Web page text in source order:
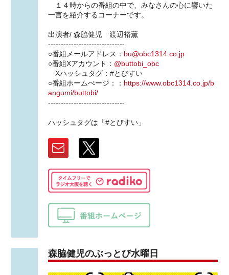
１４時からの番組の中で、みなさんの心に響いた
一言を紹介するコーナーです。
出演者/ 森脇健児 渡辺裕薫
------------------------------
○番組メールアドレス： bu@obc1314.co.jp
○番組Xアカウント： @buttobi_obc
Xハッシュタグ：#とびすい
○番組ホームぺージ：： https://www.obc1314.co.jp/b
angumi/buttobi/
------------------------------
ハッシュタグは「#とびすい」
森脇健児のぶっとび水曜日